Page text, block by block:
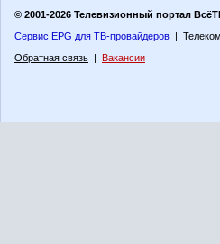
© 2001-2026 Телевизионный портал
Сервис EPG для ТВ-провайдеров |
Обратная связь | Вакансии